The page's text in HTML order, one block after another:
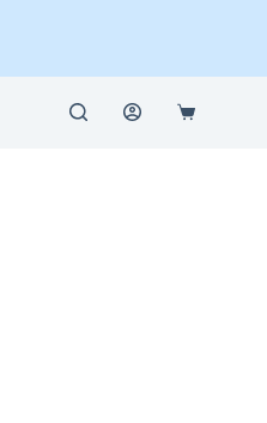
Panier